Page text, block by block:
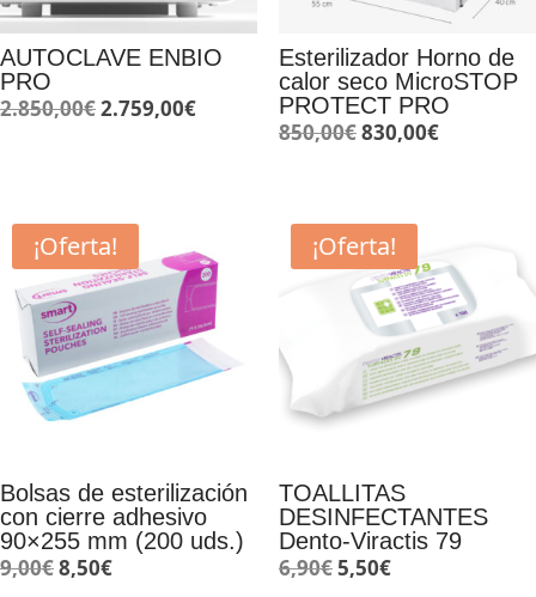
AUTOCLAVE ENBIO
PRO
2.850,00€El
2.850,00€.
2.759,00€El
2.759,00€.
Esterilizador Horno de
calor seco MicroSTOP
PROTECT PRO
850,00€El
era:
850,00€.
830,00€El
¡Oferta!
Bolsas de esterilización
con cierre adhesivo
90×255 mm (200 uds.)
9,00€El
8,50€El
¡Oferta!
TOALLITAS
DESINFECTANTES
Dento-Viractis 79
6,90€El
5,50€El